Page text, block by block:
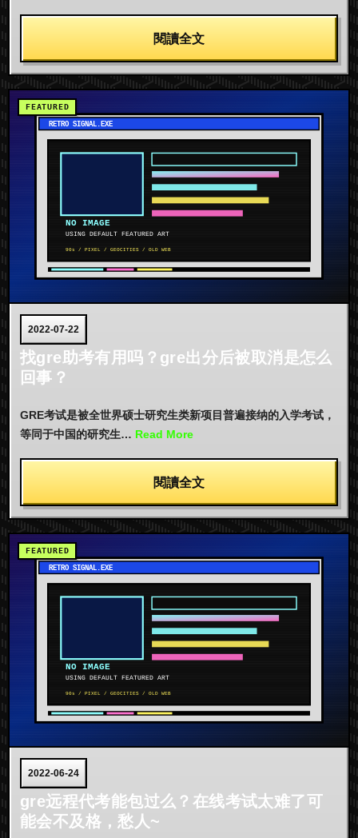
閱讀全文
2022-07-22
找gre助考有用吗？gre出分后被取消是怎么
回事？
GRE考试是被全世界硕士研究生类新项目普遍接纳的入学考试，
等同于中国的研究生… Read More
閱讀全文
2022-06-24
gre远程代考能包过么？在线考试太难了可
能会不及格，愁人~